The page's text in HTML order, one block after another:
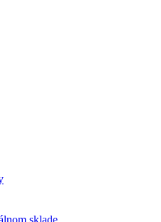
sklade